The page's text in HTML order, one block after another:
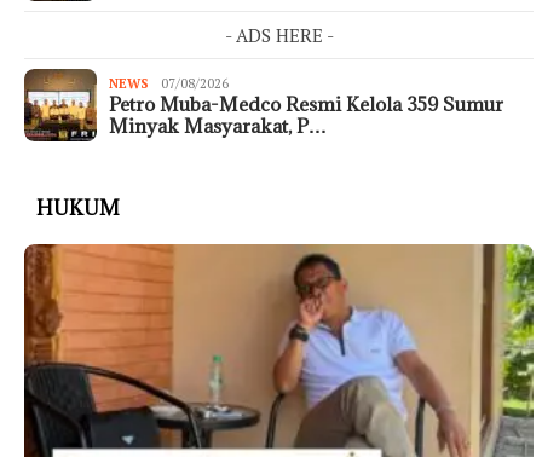
- ADS HERE -
NEWS 07/08/2026
Petro Muba-Medco Resmi Kelola 359 Sumur
Minyak Masyarakat, P…
HUKUM